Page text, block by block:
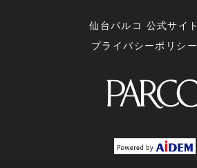
仙台パルコ 公式サイト
プライバシーポリシー